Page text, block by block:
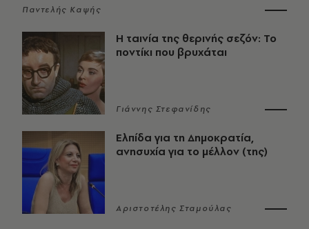
Παντελής Καψής
Η ταινία της θερινής σεζόν: Το
ποντίκι που βρυχάται
Γιάννης Στεφανίδης
Ελπίδα για τη Δημοκρατία,
ανησυχία για το μέλλον (της)
Αριστοτέλης Σταμούλας